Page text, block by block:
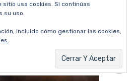
usa cookies. Si continúas
su uso.
incluido cómo gestionar las cookies,